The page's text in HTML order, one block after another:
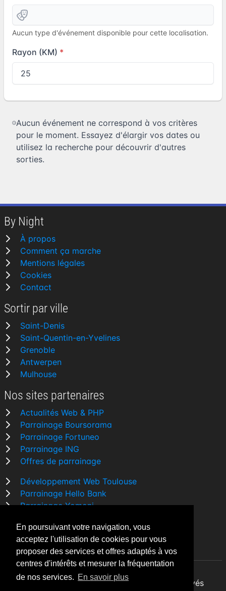
En poursuivant votre navigation, vous
acceptez l'utilisation de cookies pour vous
proposer des services et offres adaptés à vos
centres d'intérêts et mesurer la fréquentation
de nos services. En savoir plus
Aucun type d'événement disponible pour cette localisation.
Rayon (KM)
Aucun événement ne correspond à vos critères
pour le moment. Essayez d'élargir vos dates ou
utilisez la recherche pour découvrir d'autres
sorties.
By Night
À propos
Comment ça marche
Mentions légales
Cookies
Contact
Sortir par ville
Saint-Denis
Saint-Quentin-en-Yvelines
Grenoble
Antwerpen
Mulhouse
Nos sites partenaires
Actualités Web & PHP
Parrainage Boursorama
Parrainage Fortuneo
Parrainage ING
Offres de parrainage
Développement Web Toulouse
Parrainage Hello Bank
Parrainage Yomoni
Comparatif banque
By Night v5.7.3| © 2026 - Tous droits réservés